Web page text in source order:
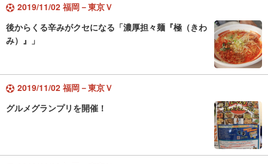
2019/11/02 福岡－東京Ｖ
後からくる辛みがクセになる「濃厚担々麺『極（きわ
み）』」
2019/11/02 福岡－東京Ｖ
グルメグランプリを開催！